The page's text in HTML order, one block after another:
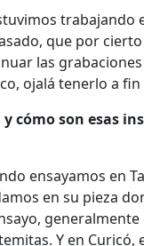
trabajando
que por
las
ojalá tenerlo a fin
cómo son esas
ensayamos en
en su pieza
generalmente
Y en Curicó,